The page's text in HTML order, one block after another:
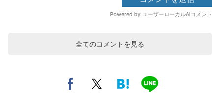
全てのコメントを見る